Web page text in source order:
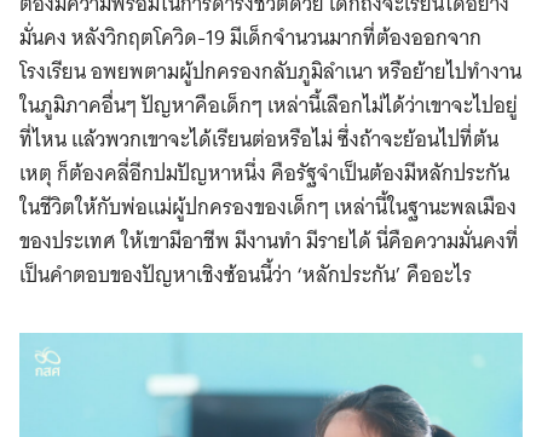
มั่นคง หลังวิกฤตโควิด-19 มีเด็กจำนวนมากที่ต้องออกจาก
โรงเรียน อพยพตามผู้ปกครองกลับภูมิลำเนา หรือย้ายไปทำงาน
ในภูมิภาคอื่นๆ ปัญหาคือเด็กๆ เหล่านี้เลือกไม่ได้ว่าเขาจะไปอยู่
ที่ไหน แล้วพวกเขาจะได้เรียนต่อหรือไม่ ซึ่งถ้าจะย้อนไปที่ต้น
เหตุ ก็ต้องคลี่อีกปมปัญหาหนึ่ง คือรัฐจำเป็นต้องมีหลักประกัน
ในชีวิตให้กับพ่อแม่ผู้ปกครองของเด็กๆ เหล่านี้ในฐานะพลเมือง
ของประเทศ ให้เขามีอาชีพ มีงานทำ มีรายได้ นี่คือความมั่นคงที่
เป็นคำตอบของปัญหาเชิงซ้อนนี้ว่า ‘หลักประกัน’ คืออะไร